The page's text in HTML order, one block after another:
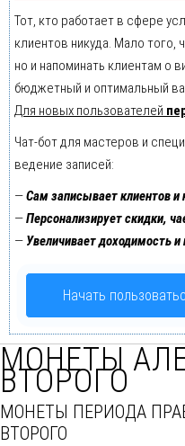
Тот, кто работает в сфере
клиентов никуда. Мало того,
но и напоминать клиентам о
бюджетный и оптимальный
Для новых пользователей
Чат-бот для мастеров и
ведение записей:
—Сам записывает клиентов и
—Персонализирует скидки,
— Увеличивает доходимость
Начать
МОНЕТЫ
ВТОРОГО
МОНЕТЫ ПЕРИОДА
ВТОРОГО